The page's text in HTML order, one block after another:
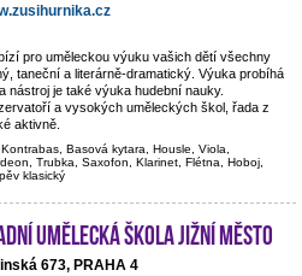
pro uměleckou výuku vašich dětí všechny
taneční a literárně-dramatický. Výuka probíhá
nástroj je také výuka hudební nauky.
a vysokých uměleckých škol, řada z
aktivně.
Basová kytara, Housle, Viola,
Trubka, Saxofon, Klarinet, Flétna, Hoboj,
klasický
umělecká škola Jižní Město
673, PRAHA 4